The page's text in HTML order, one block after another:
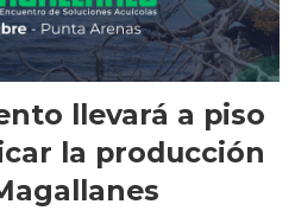
llevará a piso
la producción